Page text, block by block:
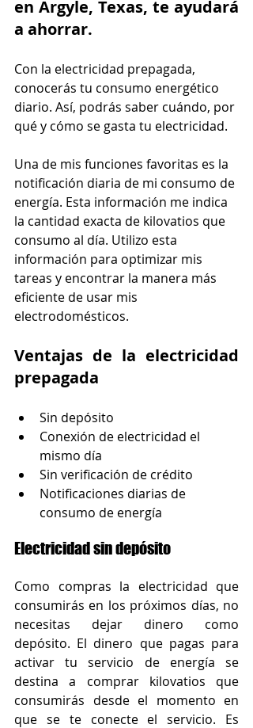
en Argyle, Texas, te ayudará
a ahorrar.
Con la electricidad prepagada,
conocerás tu consumo energético
diario. Así, podrás saber cuándo, por
qué y cómo se gasta tu electricidad.
Una de mis funciones favoritas es la
notificación diaria de mi consumo de
energía. Esta información me indica
la cantidad exacta de kilovatios que
consumo al día. Utilizo esta
información para optimizar mis
tareas y encontrar la manera más
eficiente de usar mis
electrodomésticos.
Ventajas de la electricidad
prepagada
Sin depósito
Conexión de electricidad el
mismo día
Sin verificación de crédito
Notificaciones diarias de
consumo de energía
Electricidad sin depósito
Como compras la electricidad que
consumirás en los próximos días, no
necesitas dejar dinero como
depósito. El dinero que pagas para
activar tu servicio de energía se
destina a comprar kilovatios que
consumirás desde el momento en
que se te conecte el servicio. Es